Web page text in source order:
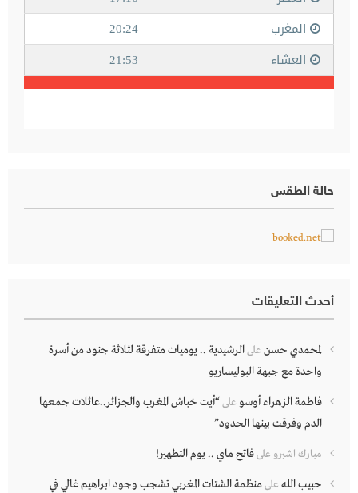
حالة الطقس
أحدث التعليقات
لمحمدي حسن علىالرشيدية .. يوميات متفرقة لثلاثة جنود من أسرة
واحدة مع جبهة البوليساريو
فاطمة الزهراء أوسو على“أيت خباش المغرب والجزائر..عائلات جمعها
الدم وفرقت بينها الحدود”
مبارك اشبرو علىفاتح ماي .. يوم التطهير!
حبيب الله علىمنظمة الشتات المغربي تشجب وجود ابراهيم غالي في